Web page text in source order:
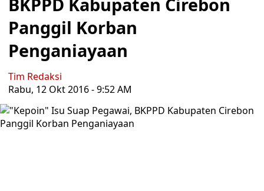
Panggil Korban
Penganiayaan
Tim Redaksi
Rabu, 12 Okt 2016 - 9:52 AM